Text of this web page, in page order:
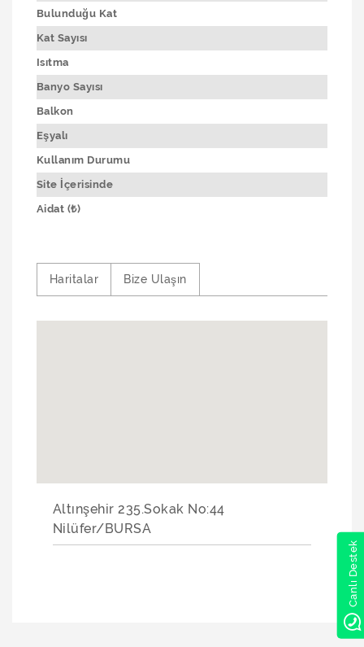
Bulunduğu Kat
Kat Sayısı
Isıtma
Banyo Sayısı
Balkon
Eşyalı
Kullanım Durumu
Site İçerisinde
Aidat (₺)
Haritalar Bize Ulaşın
Altınşehir 235.Sokak No:44
Nilüfer/BURSA
Canlı Destek